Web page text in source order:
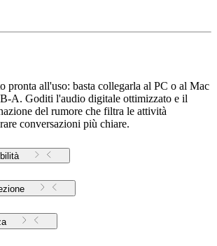
pronta all'uso: basta collegarla al PC o al Mac
A. Goditi l'audio digitale ottimizzato e il
del rumore che filtra le attività
conversazioni più chiare.